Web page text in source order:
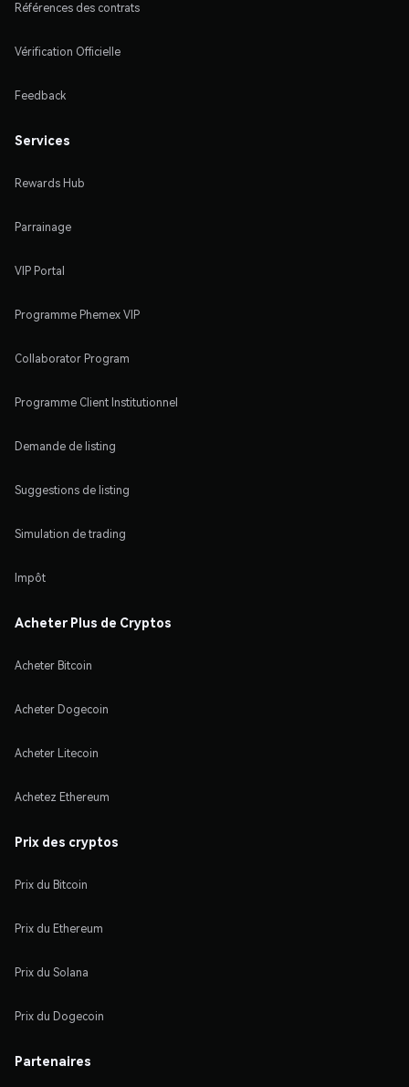
Références des contrats
Vérification Officielle
Feedback
Services
Rewards Hub
Parrainage
VIP Portal
Programme Phemex VIP
Collaborator Program
Programme Client Institutionnel
Demande de listing
Suggestions de listing
Simulation de trading
Impôt
Acheter Plus de Cryptos
Acheter Bitcoin
Acheter Dogecoin
Acheter Litecoin
Achetez Ethereum
Prix des cryptos
Prix du Bitcoin
Prix du Ethereum
Prix du Solana
Prix du Dogecoin
Partenaires